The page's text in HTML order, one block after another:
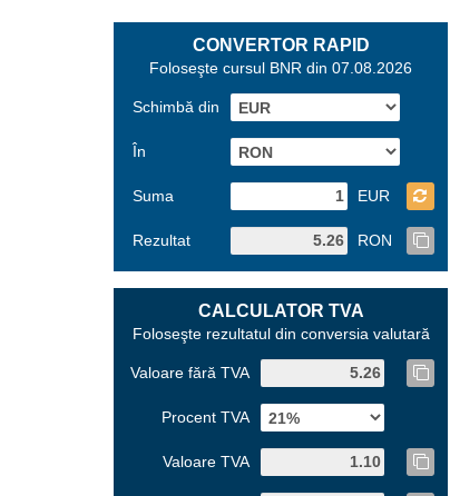
CONVERTOR RAPID
Foloseşte cursul BNR din 07.08.2026
Schimbă din
În
Suma EUR
Rezultat RON
CALCULATOR TVA
Foloseşte rezultatul din conversia valutară
Valoare fără TVA
Procent TVA
Valoare TVA